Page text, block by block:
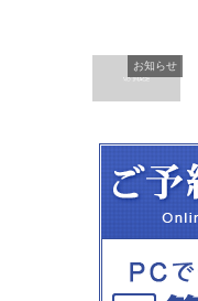
お知らせ